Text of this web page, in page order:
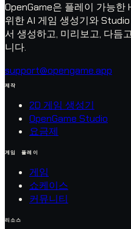
OpenGame은 플레이 가능한
위한 AI 게임 생성기와
서 생성하고, 미리보고, 다듬
니다.
support@opengame.app
제작
2D 게임 생성기
OpenGame Studio
요금제
게임 플레이
게임
쇼케이스
커뮤니티
리소스